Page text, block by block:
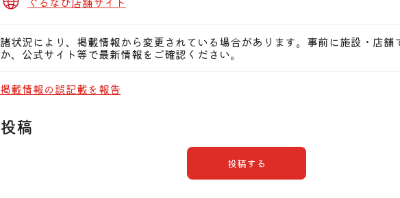
諸状況により、掲載情報から変更されている場合があります。事前に施設・店舗
か、公式サイト等で最新情報をご確認ください。
掲載情報の誤記載を報告
投稿
投稿する